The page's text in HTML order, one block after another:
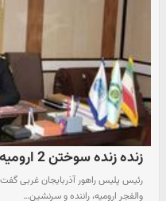
زنده زنده سوختن 2 ارومیه ای در تصادف سمند با تیر برق !
رئیس پلیس راهور آذربایجان غربی گفت:
والفجر ارومیه، راننده و سرنشین…